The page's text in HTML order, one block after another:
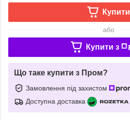
Купити
або
Купити з
Що таке купити з Пром?
Замовлення під захистом
Доступна доставка